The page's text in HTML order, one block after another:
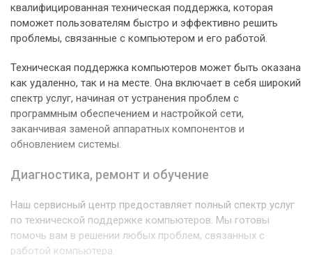
квалифицированная техническая поддержка, которая
поможет пользователям быстро и эффективно решить
проблемы, связанные с компьютером и его работой.
Техническая поддержка компьютеров может быть оказана
как удаленно, так и на месте. Она включает в себя широкий
спектр услуг, начиная от устранения проблем с
программным обеспечением и настройкой сети,
заканчивая заменой аппаратных компонентов и
обновлением системы.
Диагностика, ремонт и обучение
Наш сервисный центр предоставляет полный спектр услуг
по технической поддержке компьютеров. Мы готовы
помочь вам в решении любых проблем, связанных с
работой компьютера.